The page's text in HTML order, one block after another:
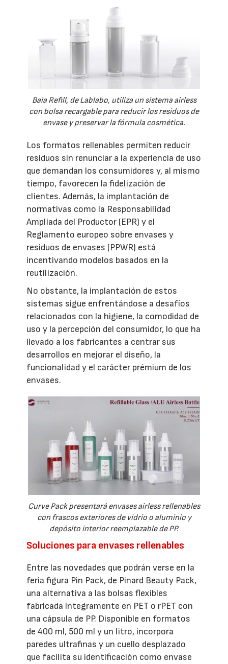
Baia Refill, de Lablabo, utiliza un sistema airless
con bolsa recargable para reducir los residuos de
envase y preservar la fórmula cosmética.
Los formatos rellenables permiten reducir
residuos sin renunciar a la experiencia de uso
que demandan los consumidores y, al mismo
tiempo, favorecen la fidelización de
clientes. Además, la implantación de
normativas como la Responsabilidad
Ampliada del Productor (EPR) y el
Reglamento europeo sobre envases y
residuos de envases (PPWR) está
incentivando modelos basados en la
reutilización.
No obstante, la implantación de estos
sistemas sigue enfrentándose a desafíos
relacionados con la higiene, la comodidad de
uso y la percepción del consumidor, lo que ha
llevado a los fabricantes a centrar sus
desarrollos en mejorar el diseño, la
funcionalidad y el carácter prémium de los
envases.
Curve Pack presentará envases airless rellenables
con frascos exteriores de vidrio o aluminio y
depósito interior reemplazable de PP.
Soluciones para envases rellenables
Entre las novedades que podrán verse en la
feria figura Pin Pack, de Pinard Beauty Pack,
una alternativa a las bolsas flexibles
fabricada íntegramente en PET o rPET con
una cápsula de PP. Disponible en formatos
de 400 ml, 500 ml y un litro, incorpora
paredes ultrafinas y un cuello desplazado
que facilita su identificación como envase